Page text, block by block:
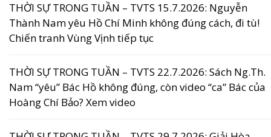
THỜI SỰ TRONG TUẦN – TVTS 15.7.2026: Nguyễn
Thành Nam yêu Hồ Chí Minh không đúng cách, đi tù!
Chiến tranh Vùng Vịnh tiếp tục
THỜI SỰ TRONG TUẦN – TVTS 22.7.2026: Sách Ng.Th.
Nam “yêu” Bác Hồ không đúng, còn video “ca” Bác của
Hoàng Chí Bảo? Xem video